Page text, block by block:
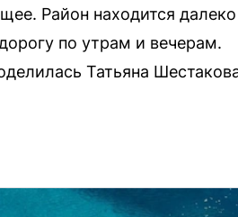
Район находится далеко
по утрам и вечерам.
Татьяна